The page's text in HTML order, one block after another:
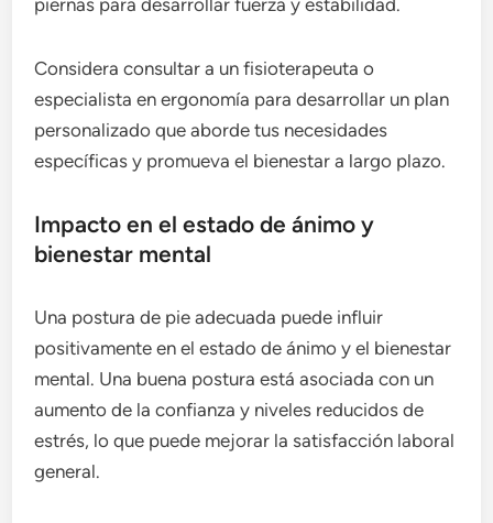
piernas para desarrollar fuerza y estabilidad.
Considera consultar a un fisioterapeuta o
especialista en ergonomía para desarrollar un plan
personalizado que aborde tus necesidades
específicas y promueva el bienestar a largo plazo.
Impacto en el estado de ánimo y
bienestar mental
Una postura de pie adecuada puede influir
positivamente en el estado de ánimo y el bienestar
mental. Una buena postura está asociada con un
aumento de la confianza y niveles reducidos de
estrés, lo que puede mejorar la satisfacción laboral
general.